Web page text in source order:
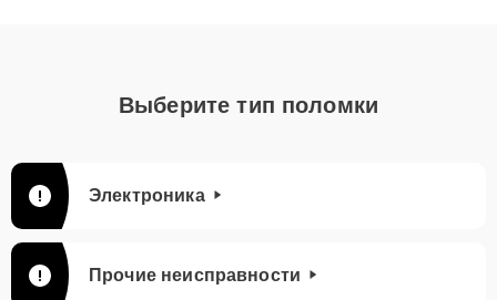
Выберите тип поломки
Электроника
Прочие неисправности